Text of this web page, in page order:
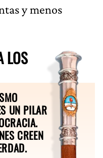
y menos
LOS
UN PILAR
CREEN